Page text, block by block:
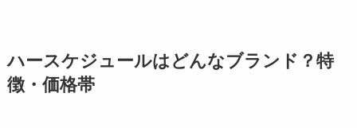
ハースケジュールはどんなブランド？特
徴・価格帯